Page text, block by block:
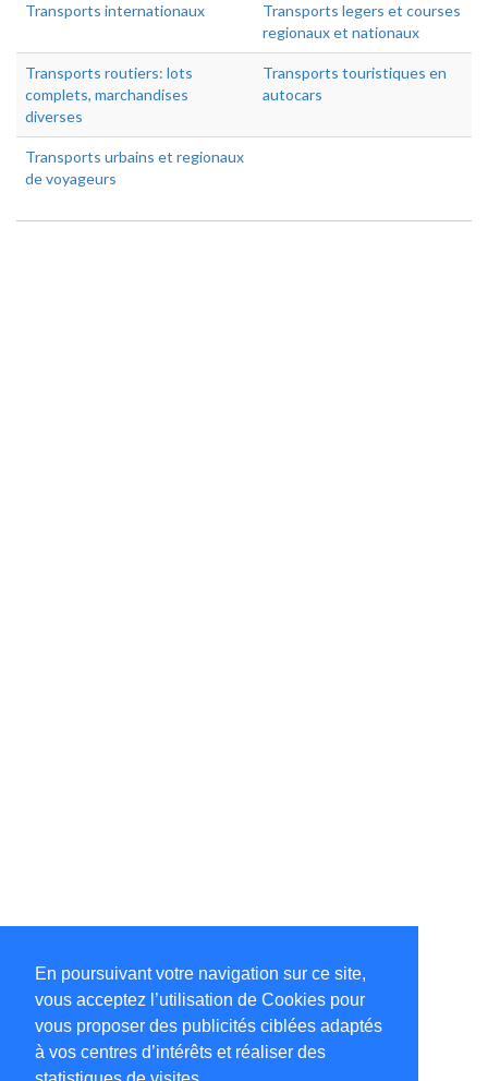
En poursuivant votre navigation sur ce site,
vous acceptez l’utilisation de Cookies pour
vous proposer des publicités ciblées adaptés
à vos centres d’intérêts et réaliser des
Transports internationaux
Transports legers et courses
regionaux et nationaux
Transports routiers: lots
complets, marchandises
diverses
Transports touristiques en
autocars
Transports urbains et regionaux
de voyageurs